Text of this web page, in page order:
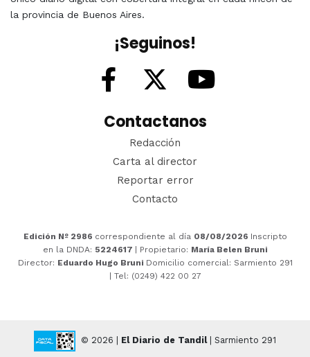
la provincia de Buenos Aires.
¡Seguinos!
Contactanos
Redacción
Carta al director
Reportar error
Contacto
Edición Nº 2986 correspondiente al día 08/08/2026 Inscripto
en la DNDA: 5224617 | Propietario: María Belen Bruni
Director: Eduardo Hugo Bruni Domicilio comercial: Sarmiento 291
| Tel: (0249) 422 00 27
© 2026 | El Diario de Tandil| Sarmiento 291